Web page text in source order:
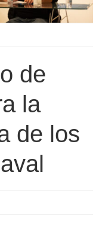
de
la
de los